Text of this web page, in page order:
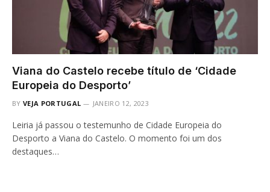
Viana do Castelo recebe título de ‘Cidade
Europeia do Desporto’
BY VEJA PORTUGAL JANEIRO 12, 2023
Leiria já passou o testemunho de Cidade Europeia do
Desporto a Viana do Castelo. O momento foi um dos
destaques…